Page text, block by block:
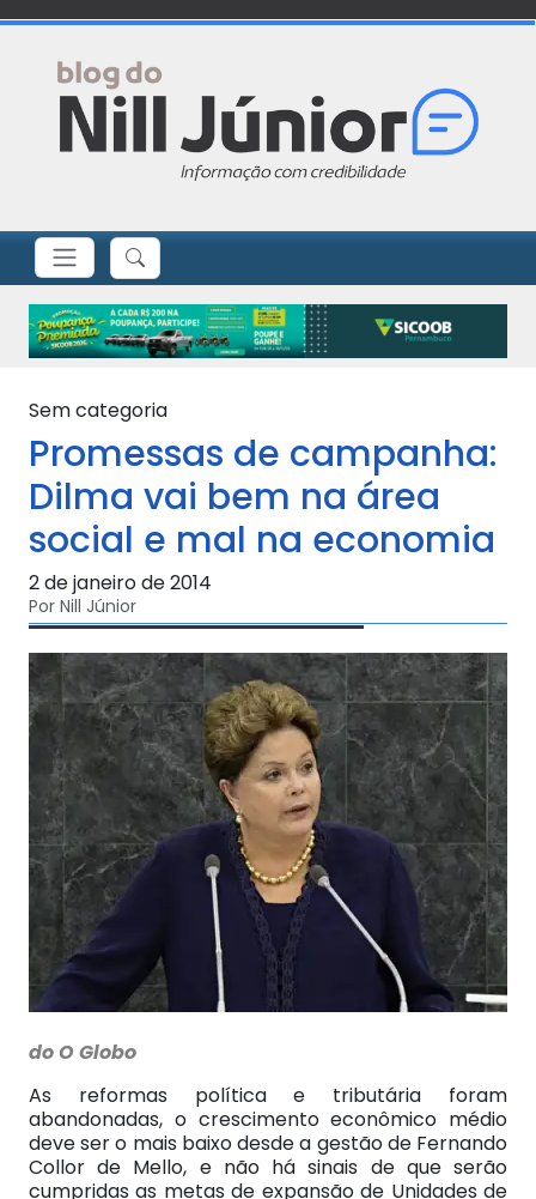
Sem categoria
Promessas de campanha:
Dilma vai bem na área
social e mal na economia
2 de janeiro de 2014
Por Nill Júnior
do O Globo
As reformas política e tributária foram
abandonadas, o crescimento econômico médio
deve ser o mais baixo desde a gestão de Fernando
Collor de Mello, e não há sinais de que serão
cumpridas as metas de expansão de Unidades de